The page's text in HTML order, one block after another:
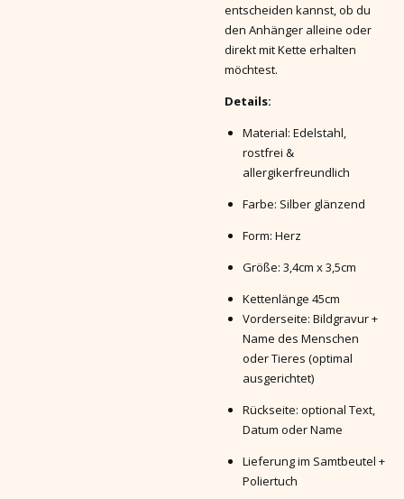
entscheiden kannst, ob du
den Anhänger alleine oder
direkt mit Kette erhalten
möchtest.
Details:
Material: Edelstahl,
rostfrei &
allergikerfreundlich
Farbe: Silber glänzend
Form: Herz
Größe: 3,4cm x 3,5cm
Kettenlänge 45cm
Vorderseite: Bildgravur +
Name des Menschen
oder Tieres (optimal
ausgerichtet)
Rückseite: optional Text,
Datum oder Name
Lieferung im Samtbeutel +
Poliertuch